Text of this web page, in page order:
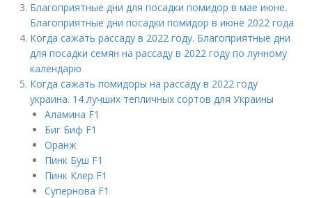
Благоприятные дни для посадки помидор в мае июне.
Благоприятные дни посадки помидор в июне 2022 года
Когда сажать рассаду в 2022 году. Благоприятные дни
для посадки семян на рассаду в 2022 году по лунному
календарю
Когда сажать помидоры на рассаду в 2022 году
украина. 14 лучших тепличных сортов для Украины
Аламина F1
Биг Биф F1
Оранж
Пинк Буш F1
Пинк Клер F1
Супернова F1